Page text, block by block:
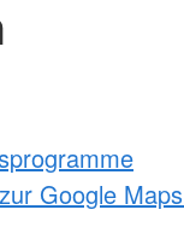
Google